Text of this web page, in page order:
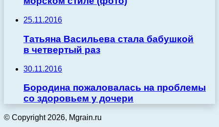
25.11.2016
Татьяна Васильева стала бабушкой
в четвертый раз
30.11.2016
Бородина пожаловалась на проблемы
со здоровьем у дочери
© Copyright 2026, Mgrain.ru